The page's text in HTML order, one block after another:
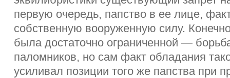
первую очередь, папство в ее лице,
собственную вооруженную силу.
была достаточно ограниченной —
паломников, но сам факт обладания
усиливал позиции того же папства при